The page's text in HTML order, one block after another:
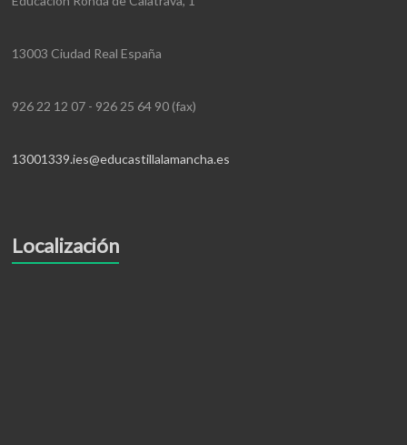
13003 Ciudad Real España
926 22 12 07 - 926 25 64 90 (fax)
13001339.ies@educastillalamancha.es
Localización